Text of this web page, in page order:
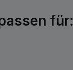
für: